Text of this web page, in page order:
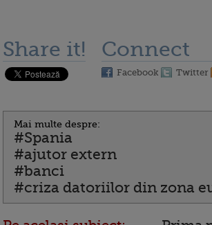
Share it! Connect
Facebook Twitter
Mai multe despre:
#Spania
#ajutor extern
#banci
#criza datoriilor din zona